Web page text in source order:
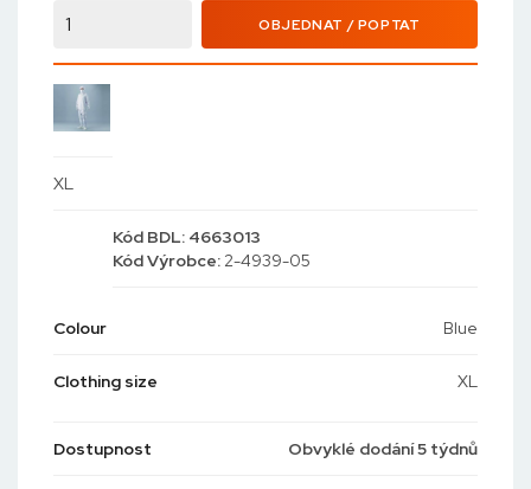
OBJEDNAT / POPTAT
XL
Kód BDL: 4663013
KódVýrobce: 2-4939-05
Colour Blue
Clothing size XL
Dostupnost Obvyklé dodání 5 týdnů